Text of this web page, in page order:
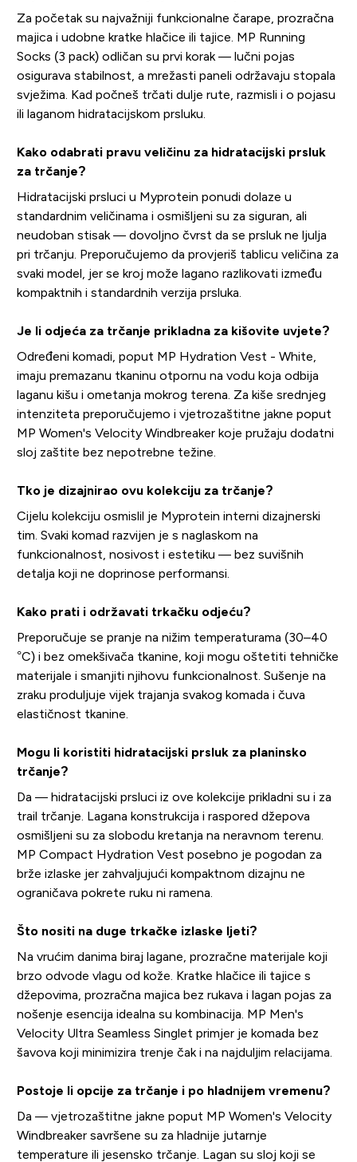
Za početak su najvažniji funkcionalne čarape, prozračna
majica i udobne kratke hlačice ili tajice. MP Running
Socks (3 pack) odličan su prvi korak — lučni pojas
osigurava stabilnost, a mrežasti paneli održavaju stopala
svježima. Kad počneš trčati dulje rute, razmisli i o pojasu
ili laganom hidratacijskom prsluku.
Kako odabrati pravu veličinu za hidratacijski prsluk
za trčanje?
Hidratacijski prsluci u Myprotein ponudi dolaze u
standardnim veličinama i osmišljeni su za siguran, ali
neudoban stisak — dovoljno čvrst da se prsluk ne ljulja
pri trčanju. Preporučujemo da provjeriš tablicu veličina za
svaki model, jer se kroj može lagano razlikovati između
kompaktnih i standardnih verzija prsluka.
Je li odjeća za trčanje prikladna za kišovite uvjete?
Određeni komadi, poput MP Hydration Vest - White,
imaju premazanu tkaninu otpornu na vodu koja odbija
laganu kišu i ometanja mokrog terena. Za kiše srednjeg
intenziteta preporučujemo i vjetrozaštitne jakne poput
MP Women's Velocity Windbreaker koje pružaju dodatni
sloj zaštite bez nepotrebne težine.
Tko je dizajnirao ovu kolekciju za trčanje?
Cijelu kolekciju osmislil je Myprotein interni dizajnerski
tim. Svaki komad razvijen je s naglaskom na
funkcionalnost, nosivost i estetiku — bez suvišnih
detalja koji ne doprinose performansi.
Kako prati i održavati trkačku odjeću?
Preporučuje se pranje na nižim temperaturama (30–40
°C) i bez omekšivača tkanine, koji mogu oštetiti tehničke
materijale i smanjiti njihovu funkcionalnost. Sušenje na
zraku produljuje vijek trajanja svakog komada i čuva
elastičnost tkanine.
Mogu li koristiti hidratacijski prsluk za planinsko
trčanje?
Da — hidratacijski prsluci iz ove kolekcije prikladni su i za
trail trčanje. Lagana konstrukcija i raspored džepova
osmišljeni su za slobodu kretanja na neravnom terenu.
MP Compact Hydration Vest posebno je pogodan za
brže izlaske jer zahvaljujući kompaktnom dizajnu ne
ograničava pokrete ruku ni ramena.
Što nositi na duge trkačke izlaske ljeti?
Na vrućim danima biraj lagane, prozračne materijale koji
brzo odvode vlagu od kože. Kratke hlačice ili tajice s
džepovima, prozračna majica bez rukava i lagan pojas za
nošenje esencija idealna su kombinacija. MP Men's
Velocity Ultra Seamless Singlet primjer je komada bez
šavova koji minimizira trenje čak i na najduljim relacijama.
Postoje li opcije za trčanje i po hladnijem vremenu?
Da — vjetrozaštitne jakne poput MP Women's Velocity
Windbreaker savršene su za hladnije jutarnje
temperature ili jesensko trčanje. Lagan su sloj koji se